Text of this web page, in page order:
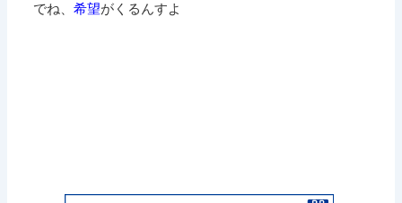
でね、希望がくるんすよ